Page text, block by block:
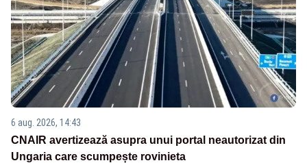
6 aug. 2026, 14:43
CNAIR avertizează asupra unui portal neautorizat din
Ungaria care scumpește rovinieta